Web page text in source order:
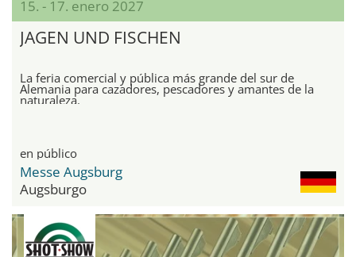
15. - 17. enero 2027
JAGEN UND FISCHEN
La feria comercial y pública más grande del sur de
Alemania para cazadores, pescadores y amantes de la
naturaleza.
en público
Messe Augsburg
Augsburgo